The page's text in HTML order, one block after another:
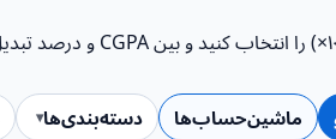
ماشین‌حساب‌ها دسته‌بندی‌ها